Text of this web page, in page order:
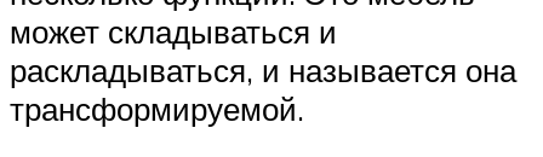
может складываться и
раскладываться, и называется она
трансформируемой.